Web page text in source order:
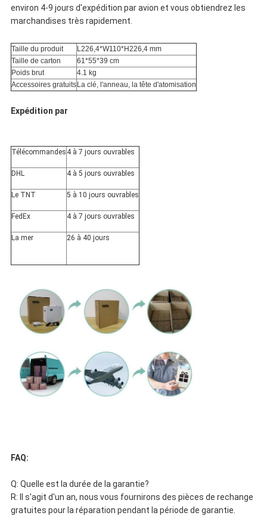
environ 4-9 jours d'expédition par avion et vous obtiendrez les
marchandises très rapidement.
Taille du produit
L226,4*W110*H226,4 mm
Taille de carton
61*55*39 cm
Poids brut
4.1 kg
Accessoires gratuitsLa clé, l'anneau, la tête d'atomisation
Expédition par
Télécommandes 4 à 7 jours ouvrables
DHL 4 à 5 jours ouvrables
Le TNT 5 à 10 jours ouvrables
FedEx 4 à 7 jours ouvrables
La mer 26 à 40 jours
FAQ:
Q: Quelle est la durée de la garantie?
R: Il s'agit d'un an, nous vous fournirons des pièces de rechange
gratuites pour la réparation pendant la période de garantie.